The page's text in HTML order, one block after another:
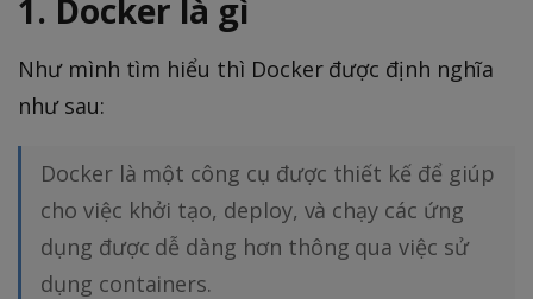
1. Docker là gì
Như mình tìm hiểu thì Docker được định nghĩa
như sau:
Docker là một công cụ được thiết kế để giúp
cho việc khởi tạo, deploy, và chạy các ứng
dụng được dễ dàng hơn thông qua việc sử
dụng containers.